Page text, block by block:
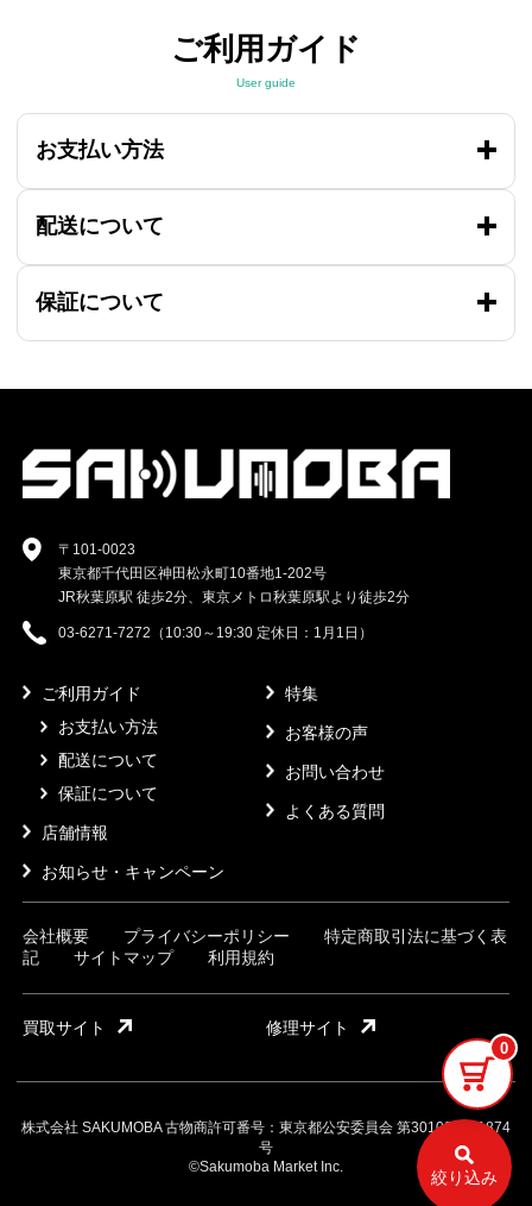
0
絞り込み
ご利用ガイド
User guide
お支払い方法
配送について
保証について
〒101-0023
東京都千代田区神田松永町10番地1-202号
JR秋葉原駅 徒歩2分、東京メトロ秋葉原駅より徒歩2分
03-6271-7272（10:30～19:30 定休日：1月1日）
ご利用ガイド
お支払い方法
配送について
保証について
店舗情報
お知らせ・キャンペーン
特集
お客様の声
お問い合わせ
よくある質問
会社概要 プライバシーポリシー
特定商取引法に基づく表
記
サイトマップ 利用規約
買取サイト 修理サイト
株式会社 SAKUMOBA 古物商許可番号：東京都公安委員会 第301032121874
号
©Sakumoba Market Inc.